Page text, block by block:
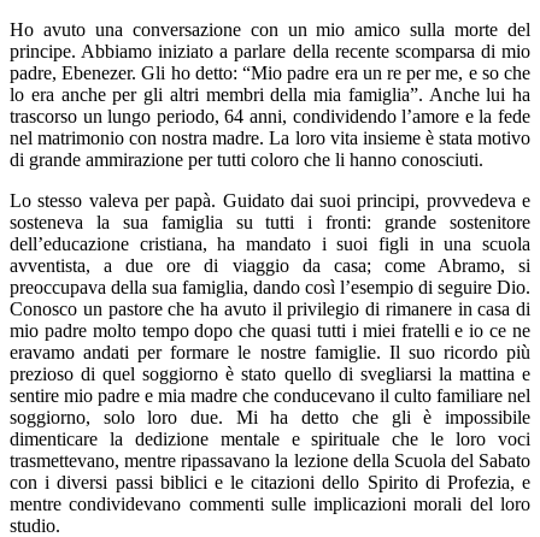
Ho avuto una conversazione con un mio amico sulla morte del
principe. Abbiamo iniziato a parlare della recente scomparsa di mio
padre, Ebenezer. Gli ho detto: “Mio padre era un re per me, e so che
lo era anche per gli altri membri della mia famiglia”. Anche lui ha
trascorso un lungo periodo, 64 anni, condividendo l’amore e la fede
nel matrimonio con nostra madre. La loro vita insieme è stata motivo
di grande ammirazione per tutti coloro che li hanno conosciuti.
Lo stesso valeva per papà. Guidato dai suoi principi, provvedeva e
sosteneva la sua famiglia su tutti i fronti: grande sostenitore
dell’educazione cristiana, ha mandato i suoi figli in una scuola
avventista, a due ore di viaggio da casa; come Abramo, si
preoccupava della sua famiglia, dando così l’esempio di seguire Dio.
Conosco un pastore che ha avuto il privilegio di rimanere in casa di
mio padre molto tempo dopo che quasi tutti i miei fratelli e io ce ne
eravamo andati per formare le nostre famiglie. Il suo ricordo più
prezioso di quel soggiorno è stato quello di svegliarsi la mattina e
sentire mio padre e mia madre che conducevano il culto familiare nel
soggiorno, solo loro due. Mi ha detto che gli è impossibile
dimenticare la dedizione mentale e spirituale che le loro voci
trasmettevano, mentre ripassavano la lezione della Scuola del Sabato
con i diversi passi biblici e le citazioni dello Spirito di Profezia, e
mentre condividevano commenti sulle implicazioni morali del loro
studio.